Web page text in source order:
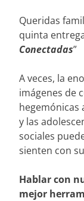
Queridas
quinta
Conectadas”
A veces, la
imágenes de
hegemónicas
y las
sociales
sienten con
Hablar con
mejor